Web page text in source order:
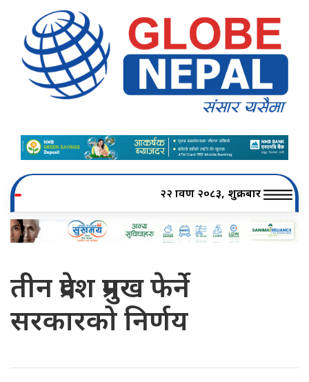
२२ श्रावण २०८३, शुक्रबार
तीन प्रदेश प्रमुख फेर्ने
सरकारको निर्णय